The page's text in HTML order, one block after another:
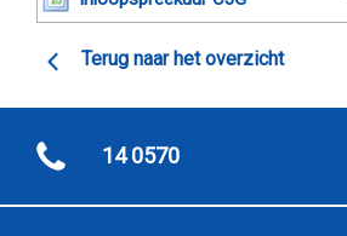
Terug naar het overzicht
14 0570